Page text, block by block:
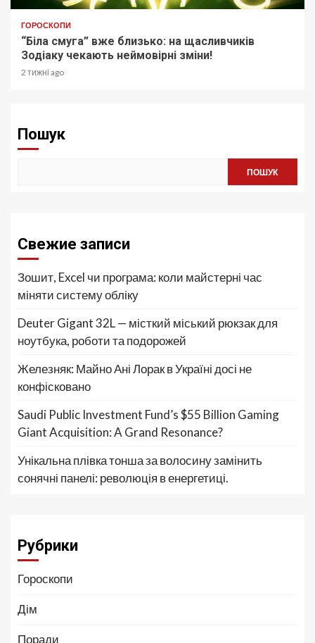
ГОРОСКОПИ
“Біла смуга” вже близько: на щасливчиків
Зодіаку чекають неймовірні зміни!
2 тижні ago
Пошук
ПОШУК
Свежие записи
Зошит, Excel чи програма: коли майстерні час
міняти систему обліку
Deuter Gigant 32L — місткий міський рюкзак для
ноутбука, роботи та подорожей
Железняк: Майно Ані Лорак в Україні досі не
конфісковано
Saudi Public Investment Fund’s $55 Billion Gaming
Giant Acquisition: A Grand Resonance?
Унікальна плівка тонша за волосину замінить
сонячні панелі: революція в енергетиці.
Рубрики
Гороскопи
Дім
Поради